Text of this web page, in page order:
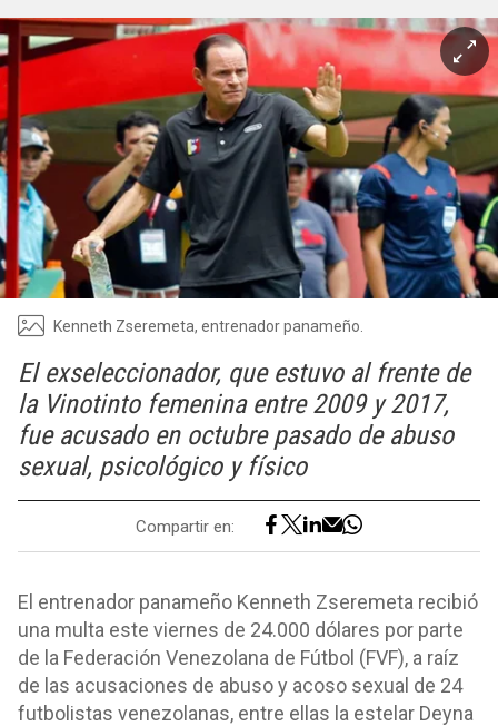
Kenneth Zseremeta, entrenador panameño.
El exseleccionador, que estuvo al frente de
la Vinotinto femenina entre 2009 y 2017,
fue acusado en octubre pasado de abuso
sexual, psicológico y físico
Compartir en:
El entrenador panameño Kenneth Zseremeta recibió
una multa este viernes de 24.000 dólares por parte
de la Federación Venezolana de Fútbol (FVF), a raíz
de las acusaciones de abuso y acoso sexual de 24
futbolistas venezolanas, entre ellas la estelar Deyna